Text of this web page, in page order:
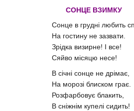
СОНЦЕ ВЗИМКУ
Сонце в грудні любить
На гостину не зазвати.
Зрідка визирне! І все!
Сяйво місяцю несе!
В січні сонце не дрімає,
На морозі блиском грає.
Розфарбовує блакить,
В сніжнім купелі сидить!